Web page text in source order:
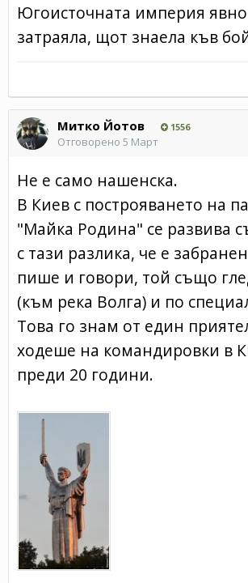
Югоисточната империя
затраяла, щот знаела къв
Митко Йотов 1556
Отговорено 5 Март
Не е само нашенска.
В Киев с построяването на
"Майка Родина" се развива
с тази разлика, че е
пише и говори, той също
(към река Волга) и по
Това го знам от един
ходеше на командировки в
преди 20 години.